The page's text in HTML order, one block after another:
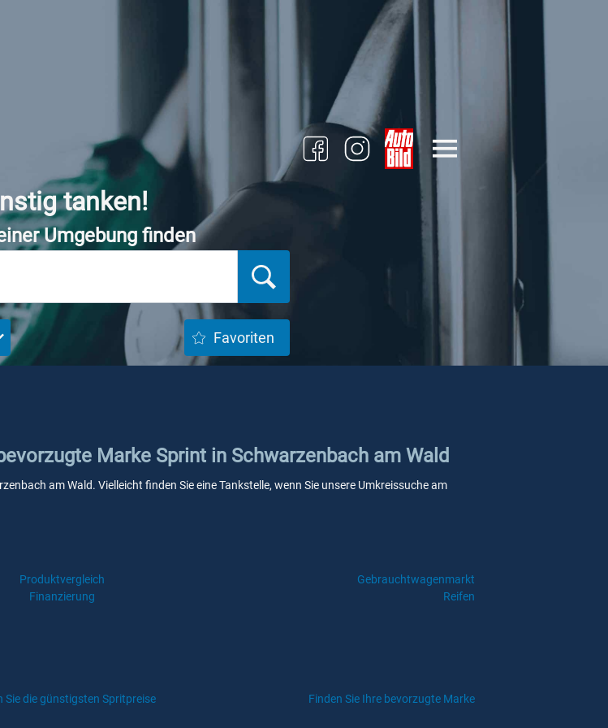
tanken!
Umgebung finden
Favoriten
Marke Sprint in Schwarzenbach am Wald
am Wald. Vielleicht finden Sie eine Tankstelle, wenn Sie unsere Umkreissuche am
Produktvergleich
Gebrauchtwagenmarkt
Finanzierung
Reifen
Sie die günstigsten Spritpreise Finden Sie Ihre bevorzugte Marke